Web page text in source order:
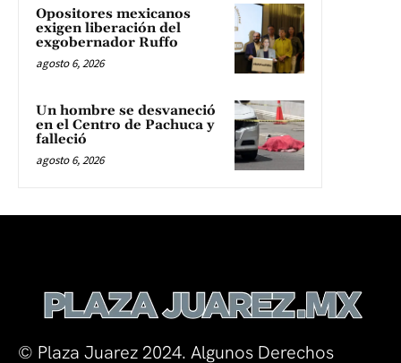
Opositores mexicanos
exigen liberación del
exgobernador Ruffo
agosto 6, 2026
Un hombre se desvaneció
en el Centro de Pachuca y
falleció
agosto 6, 2026
© Plaza Juarez 2024. Algunos Derechos